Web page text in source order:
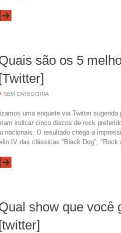
são os 5
SEM CATEGORIA
uma enquete via Twitter
indicar cinco discos de rock
nacionais. O resultado chega a
IV das clássicas "Black Dog",
show que você